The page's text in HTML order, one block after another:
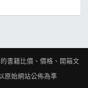
的書籍比價、價格、開箱文
原始網站公佈為準